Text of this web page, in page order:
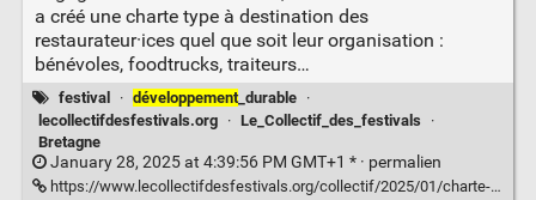
a créé une charte type à destination des
restaurateur·ices quel que soit leur organisation :
bénévoles, foodtrucks, traiteurs…
festival · développement_durable
·
lecollectifdesfestivals.org
· Le_Collectif_des_festivals
·
Bretagne
January 28, 2025 at 4:39:56 PM GMT+1 * · permalien
https://www.lecollectifdesfestivals.org/collectif/2025/01/charte-alimentation/